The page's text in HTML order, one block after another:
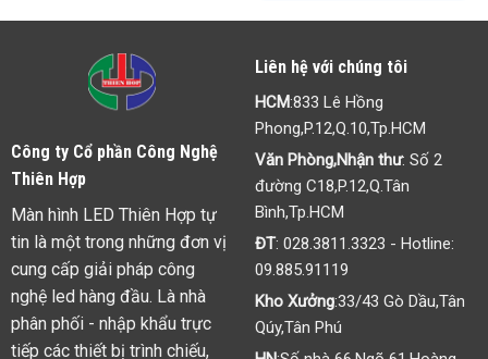
THI CÔNG MÀN HÌNH LED P2
TRONG NHÀ TẠI HÀ NỘI
Chi tiết
THI CÔNG MÀN HÌNH LED P3
CABINET NHÔM ĐÚC TẠI HỆ
THỐNG VINPEARL
Chi tiết
Công ty Cổ phần Công Nghệ
Liên hệ với chúng tôi
HCM:833 Lê Hồng
Phong,P.12,Q.10,Tp.HCM